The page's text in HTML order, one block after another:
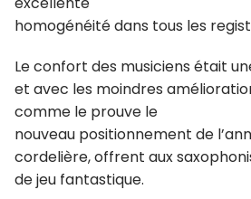
homogénéité dans tous les
Le confort des musiciens était
et avec les moindres
comme le prouve le
nouveau positionnement de
cordelière, offrent aux
de jeu fantastique.